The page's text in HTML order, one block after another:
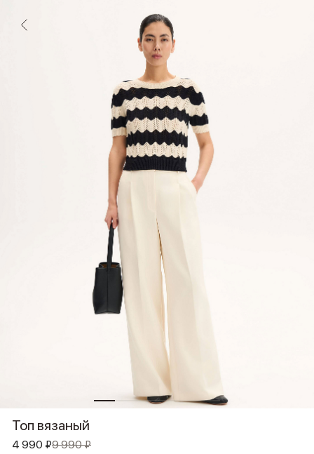
Топ вязаный
4 990 ₽9 990 ₽